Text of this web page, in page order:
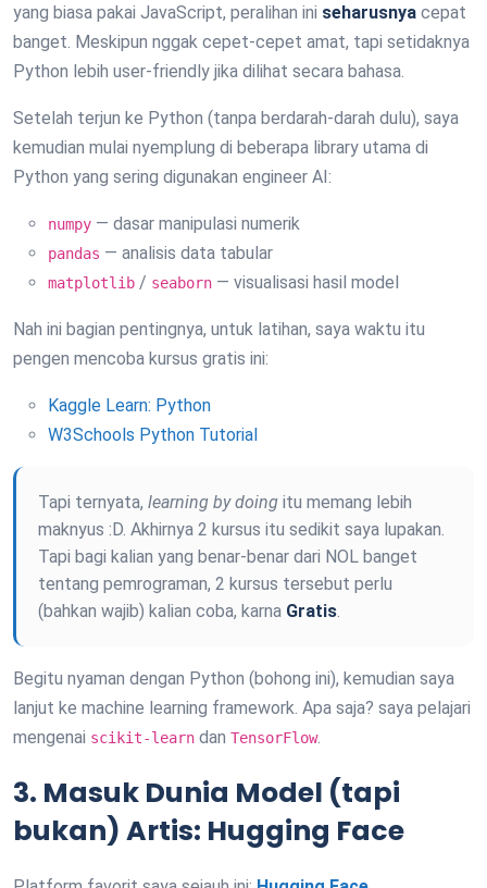
yang biasa pakai JavaScript, peralihan ini seharusnya cepat
banget. Meskipun nggak cepet-cepet amat, tapi setidaknya
Python lebih user-friendly jika dilihat secara bahasa.
Setelah terjun ke Python (tanpa berdarah-darah dulu), saya
kemudian mulai nyemplung di beberapa library utama di
Python yang sering digunakan engineer AI:
numpy — dasar manipulasi numerik
pandas — analisis data tabular
matplotlib / seaborn — visualisasi hasil model
Nah ini bagian pentingnya, untuk latihan, saya waktu itu
pengen mencoba kursus gratis ini:
Kaggle Learn: Python
W3Schools Python Tutorial
Tapi ternyata, learning by doing itu memang lebih
maknyus :D. Akhirnya 2 kursus itu sedikit saya lupakan.
Tapi bagi kalian yang benar-benar dari NOL banget
tentang pemrograman, 2 kursus tersebut perlu
(bahkan wajib) kalian coba, karna Gratis.
Begitu nyaman dengan Python (bohong ini), kemudian saya
lanjut ke machine learning framework. Apa saja? saya pelajari
mengenai scikit-learn dan TensorFlow.
3. Masuk Dunia Model (tapi
bukan) Artis: Hugging Face